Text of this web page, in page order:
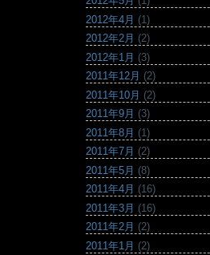
2012年4月 (1)
2012年2月 (2)
2012年1月 (3)
2011年12月 (2)
2011年10月 (2)
2011年9月 (3)
2011年8月 (1)
2011年7月 (2)
2011年5月 (8)
2011年4月 (16)
2011年3月 (16)
2011年2月 (2)
2011年1月 (2)